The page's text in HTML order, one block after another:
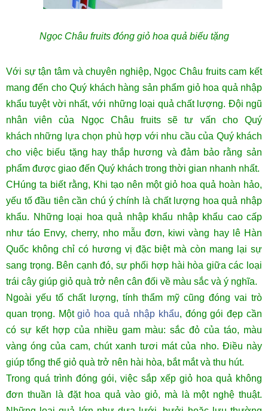
Ngọc Châu fruits đóng giỏ hoa quả biếu tặng
Với sự tận tâm và chuyên nghiệp, Ngọc Châu fruits cam kết
mang đến cho Quý khách hàng sản phẩm giỏ hoa quả nhập
khẩu tuyệt vời nhất, với những loại quả chất lượng. Đội ngũ
nhân viên của Ngọc Châu fruits sẽ tư vấn cho Quý
khách những lựa chọn phù hợp với nhu cầu của Quý khách
cho việc biếu tặng hay thắp hương và đảm bảo rằng sản
phẩm được giao đến Quý khách trong thời gian nhanh nhất.
CHúng ta biết rằng, Khi tạo nên một giỏ hoa quả hoàn hảo,
yếu tố đầu tiên cần chú ý chính là chất lượng hoa quả nhập
khẩu. Những loại hoa quả nhập khẩu nhập khẩu cao cấp
như táo Envy, cherry, nho mẫu đơn, kiwi vàng hay lê Hàn
Quốc không chỉ có hương vị đặc biệt mà còn mang lại sự
sang trọng. Bên cạnh đó, sự phối hợp hài hòa giữa các loại
trái cây giúp giỏ quà trở nên cân đối về màu sắc và ý nghĩa.
Ngoài yếu tố chất lượng, tính thẩm mỹ cũng đóng vai trò
quan trọng. Mộtgiỏ hoa quả nhập khẩu, đóng gói đẹp cần
có sự kết hợp của nhiều gam màu: sắc đỏ của táo, màu
vàng óng của cam, chút xanh tươi mát của nho. Điều này
giúp tổng thể giỏ quà trở nên hài hòa, bắt mắt và thu hút.
Trong quá trình đóng gói, việc sắp xếp giỏ hoa quả không
đơn thuần là đặt hoa quả vào giỏ, mà là một nghệ thuật.